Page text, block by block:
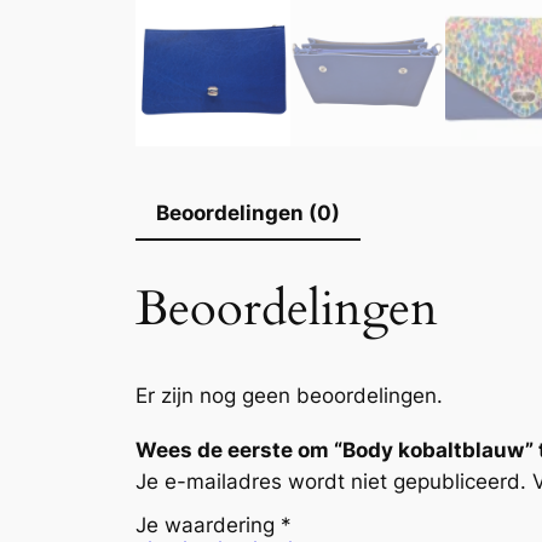
Beoordelingen (0)
Beoordelingen
Er zijn nog geen beoordelingen.
Wees de eerste om “Body
Je e-mailadres wordt niet gepubliceerd.
Je waardering *